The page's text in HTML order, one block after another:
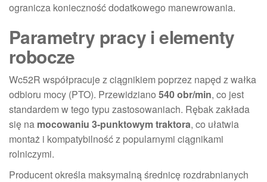
ogranicza konieczność dodatkowego manewrowania.
Parametry pracy i elementy
robocze
Wc52R współpracuje z ciągnikiem poprzez napęd z wałka
odbioru mocy (PTO). Przewidziano 540 obr/min, co jest
standardem w tego typu zastosowaniach. Rębak zakłada
się na mocowaniu 3-punktowym traktora, co ułatwia
montaż i kompatybilność z popularnymi ciągnikami
rolniczymi.
Producent określa maksymalną średnicę rozdrabnianych